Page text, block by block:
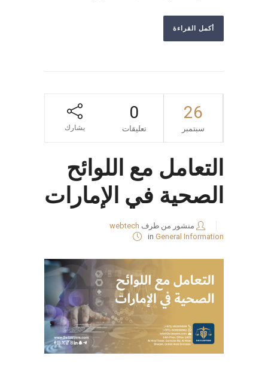
أكمل القراءة
26
سبتمبر
0
تعليقات يشارك
التعامل مع اللوائح
الصحية في الإمارات
منشور من طرف webtech
in General Information